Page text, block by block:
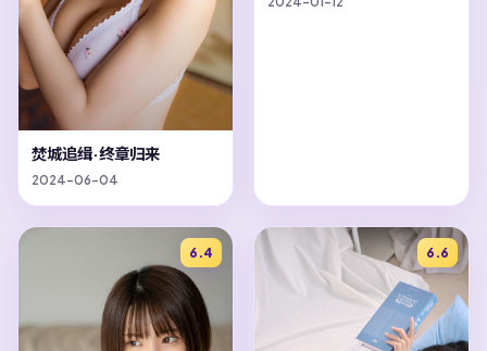
焚城追缉·终章归来
2024-06-04
6.4 6.6